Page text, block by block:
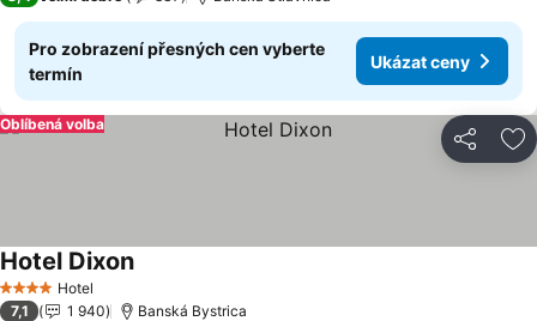
Pro zobrazení přesných cen vyberte
termín
Ukázat ceny
Sdílet
Oblíbená volba
4 Počet hvězdiček
Hotel
Hotel DixonUkázat ceny
7,1 1 940 Banská Bystrica